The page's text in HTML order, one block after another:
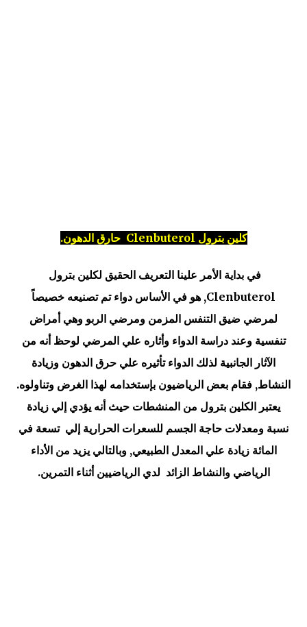
كلين بترول Clenbuterol حارق الدهون.
في بداية الأمر علينا التعريف الحقيق لكلين بترول
Clenbuterol, هو في الأساس دواء تم تصنيعه خصيصاً
لمرضي ضيق التنفس المزمن ومرضي الربو وهي أمراض
تنفسية وعند دراسة الدواء وأثاره علي المرضي لوحظ أنه من
الآثار الجانبية لذلك الدواء تأثيره علي حرق الدهون وزيادة
النشاط, فقام بعض الرياضيون بإستخدامه لهذا الغرض وتناولوه.
يعتبر الكلين بترول من المنشطات حيث أنه يؤدي إلي زيادة
نسبة ومعدلات حاجة الجسم للسعرات الحرارية إلي تسعة في
المائة زيادة علي المعدل الطبيعي, وبالتالي يزيد من الأداء
الرياضي والنشاط الزائد لدي الرياضيين أثناء التمرين.